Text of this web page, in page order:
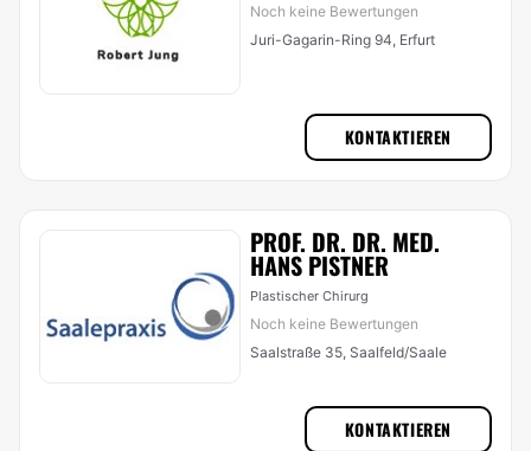
Noch keine Bewertungen
Juri-Gagarin-Ring 94, Erfurt
KONTAKTIEREN
PROF. DR. DR. MED.
HANS PISTNER
Plastischer Chirurg
Noch keine Bewertungen
Saalstraße 35, Saalfeld/Saale
KONTAKTIEREN